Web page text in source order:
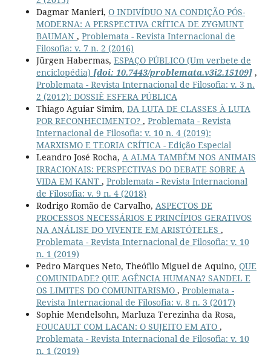
Dagmar Manieri, O INDIVÍDUO NA CONDIÇÃO PÓS-
MODERNA: A PERSPECTIVA CRÍTICA DE ZYGMUNT
BAUMAN , Problemata - Revista Internacional de
Filosofia: v. 7 n. 2 (2016)
Jürgen Habermas, ESPAÇO PÚBLICO (Um verbete de
enciclopédia) [doi: 10.7443/problemata.v3i2.15109],
Problemata - Revista Internacional de Filosofia: v. 3 n.
2 (2012): DOSSIÊ ESFERA PÚBLICA
Thiago Aguiar Simim, DA LUTA DE CLASSES À LUTA
POR RECONHECIMENTO? , Problemata - Revista
Internacional de Filosofia: v. 10 n. 4 (2019):
MARXISMO E TEORIA CRÍTICA - Edição Especial
Leandro José Rocha, A ALMA TAMBÉM NOS ANIMAIS
IRRACIONAIS: PERSPECTIVAS DO DEBATE SOBRE A
VIDA EM KANT , Problemata - Revista Internacional
de Filosofia: v. 9 n. 4 (2018)
Rodrigo Romão de Carvalho, ASPECTOS DE
PROCESSOS NECESSÁRIOS E PRINCÍPIOS GERATIVOS
NA ANÁLISE DO VIVENTE EM ARISTÓTELES ,
Problemata - Revista Internacional de Filosofia: v. 10
n. 1 (2019)
Pedro Marques Neto, Theófilo Miguel de Aquino, QUE
COMUNIDADE? QUE AGÊNCIA HUMANA? SANDEL E
OS LIMITES DO COMUNITARISMO , Problemata -
Revista Internacional de Filosofia: v. 8 n. 3 (2017)
Sophie Mendelsohn, Marluza Terezinha da Rosa,
FOUCAULT COM LACAN: O SUJEITO EM ATO ,
Problemata - Revista Internacional de Filosofia: v. 10
n. 1 (2019)